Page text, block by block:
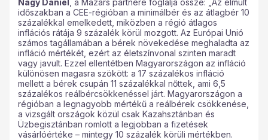
Nagy Dániel , a Mazars partnere foglalja össze: „Az elmúlt
időszakban a CEE-régióban a minimálbér és az átlagbér 10
százalékkal emelkedett, miközben a régió átlagos
inflációs rátája 9 százalék körül mozgott. Az Európai Unió
számos tagállamában a bérek növekedése meghaladta az
infláció mértékét, ezért az életszínvonal szinten maradt
vagy javult. Ezzel ellentétben Magyarországon az infláció
különösen magasra szökött: a 17 százalékos infláció
mellett a bérek csupán 11 százalékkal nőttek, ami 6,5
százalékos reálbércsökkenéssel járt. Magyarországon a
régióban a legnagyobb mértékű a reálbérek csökkenése,
a vizsgált országok közül csak Kazahsztánban és
Üzbegisztánban romlott a legjobban a fizetések
vásárlóértéke – mintegy 10 százalék körüli mértékben.